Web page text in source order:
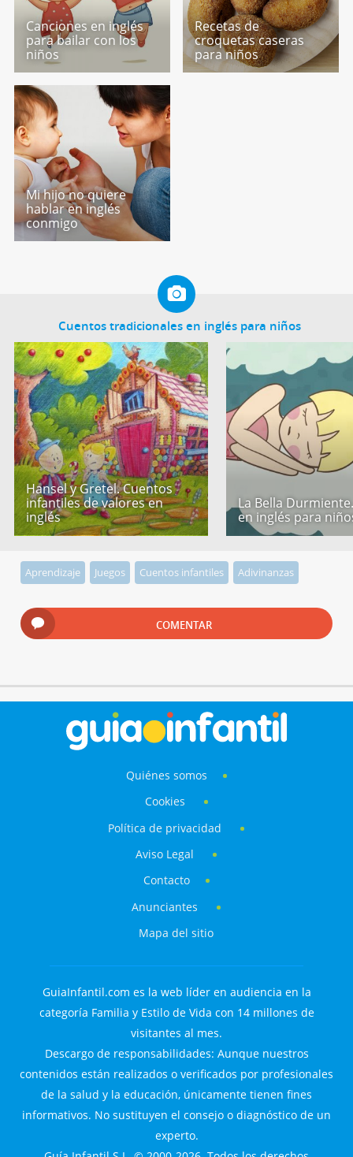
Canciones en inglés
para bailar con los
niños
Recetas de
croquetas caseras
para niños
Mi hijo no quiere
hablar en inglés
conmigo
Cuentos tradicionales en inglés para niños
Hansel y Gretel. Cuentos
infantiles de valores en
inglés
La Bella
en inglés para
Aprendizaje Juegos Cuentos infantiles Adivinanzas
COMENTAR
Quiénes somos
Cookies
Política de privacidad
Aviso Legal
Contacto
Anunciantes
Mapa del sitio
GuiaInfantil.com es la web líder en audiencia en la
categoría Familia y Estilo de Vida con 14 millones de
visitantes al mes.
Descargo de responsabilidades: Aunque nuestros
contenidos están realizados o verificados por profesionales
de la salud y la educación, únicamente tienen fines
informativos. No sustituyen el consejo o diagnóstico de un
experto.